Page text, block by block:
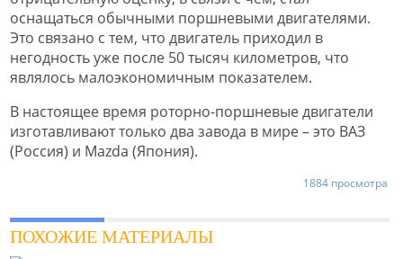
оснащаться обычными поршневыми двигателями.
Это связано с тем, что двигатель приходил в
негодность уже после 50 тысяч километров, что
являлось малоэкономичным показателем.
В настоящее время роторно-поршневые двигатели
изготавливают только два завода в мире – это ВАЗ
(Россия) и Mazda (Япония).
1884 просмотра
ПОХОЖИЕ МАТЕРИАЛЫ